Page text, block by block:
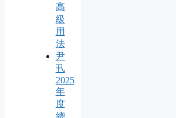
高
級
用
法
尹
卂
2025
年
度
總